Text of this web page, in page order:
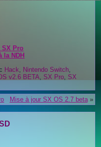
SX Pro
la NDH
Hack Nintendo Switch
v2.6 BETA SX Pro SX
Mise à jour SX OS 2.7 beta»